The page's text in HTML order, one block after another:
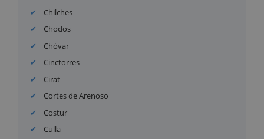
Chilches
Chodos
Chóvar
Cinctorres
Cirat
Cortes de Arenoso
Costur
Culla